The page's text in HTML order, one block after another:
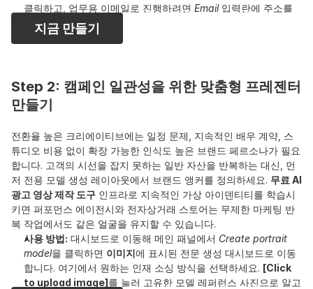
클릭하고, 업무용 이메일로 진행하려면 Email 입력란에 주소를
넣은 뒤 [Continue]
나만의 AI 광고 영상 자산을 만들고, 학습된 가상 인플루언서를
지금 만들기
Step 2: 캠페인 일관성을 위한 맞춤형 프레젠터
만들기
전환율 높은 크리에이티브에는 일정 문제, 지속적인 배우 계약, 스
튜디오 비용 없이 확장 가능한 인식도 높은 브랜드 페르소나가 필요
합니다. 고객의 시선을 잡지 못하는 일반 자산을 반복하는 대신, 먼
저 전용 모델 생성 레이아웃에서 브랜드 앵커를 정의하세요. 무료 AI
광고 영상 제작 도구 인프라로 지속적인 가상 아이덴티티를 학습시
키면 퍼포먼스 에이전시와 전자상거래 스토어는 무제한 마케팅 반
복 작업에서도 같은 얼굴을 유지할 수 있습니다.
사용 방법: 대시보드로 이동해 메인 패널에서 Create portrait
model을 클릭하면 이미지에 표시된 전문 생성 대시보드로 이동
합니다. 여기에서 원하는 인재 소싱 방식을 선택하세요. [Click
to upload image]를 눌러 고유한 모델 레퍼런스 사진으로 알고